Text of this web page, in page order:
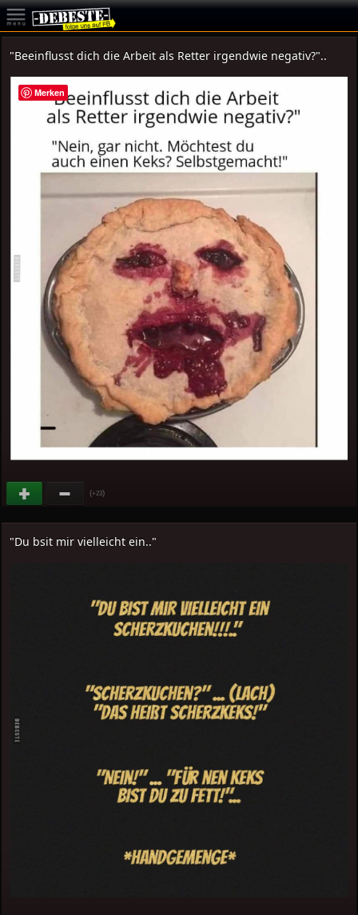
"Beeinflusst dich die Arbeit als Retter irgendwie negativ?"..
(+23)
"Du bsit mir vielleicht ein.."
Merken